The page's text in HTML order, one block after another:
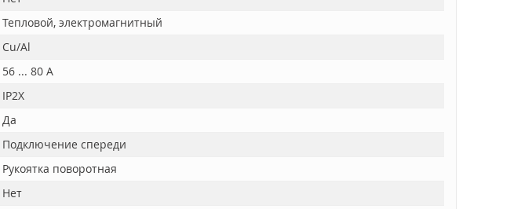
Тепловой, электромагнитный
Cu/Al
56 ... 80 А
IP2X
Да
Подключение спереди
Рукоятка поворотная
Нет